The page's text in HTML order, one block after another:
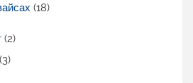
(18)
(2)